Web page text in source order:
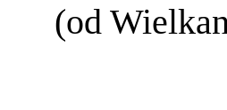
(od